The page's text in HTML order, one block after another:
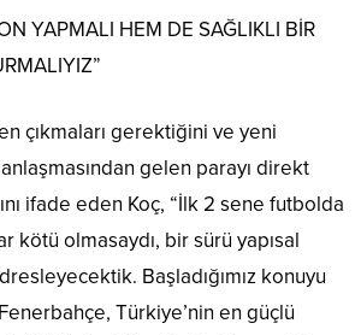
YAPMALI HEM DE SAĞLIKLI BİR
çıkmaları gerektiğini ve yeni
gelen parayı direkt
ifade eden Koç, “İlk 2 sene futbolda
kötü olmasaydı, bir sürü yapısal
Başladığımız konuyu
Türkiye’nin en güçlü